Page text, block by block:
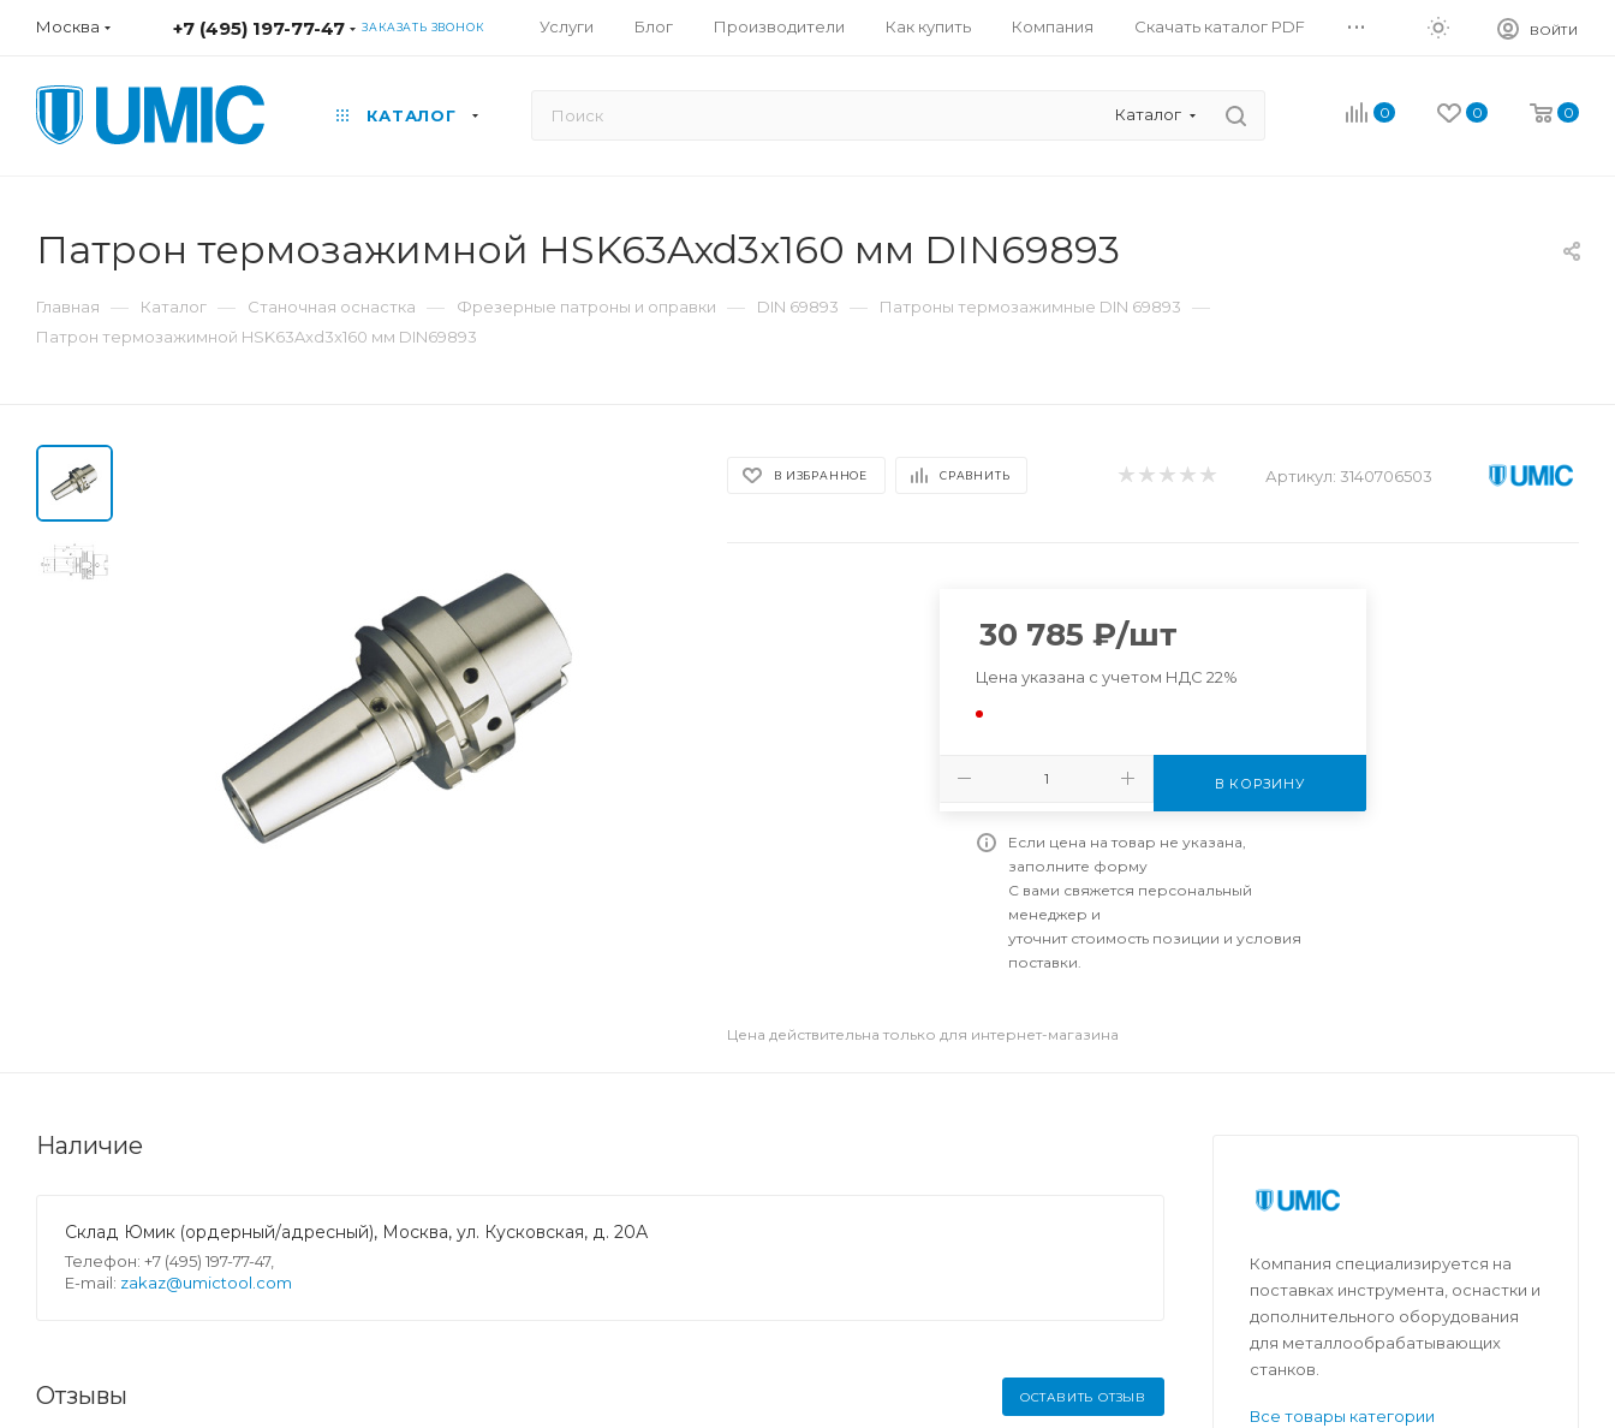
Москва +7 (495) 197-77-47 ЗАКАЗАТЬ ЗВОНОК Услуги Блог Производители Как купить Компания Скачать каталог PDF ... ВОЙТИ
КАТАЛОГ Каталог 0 0 0
Патрон термозажимной HSK63Axd3x160 мм DIN69893
Главная — Каталог — Станочная оснастка — Фрезерные патроны и оправки — DIN 69893 — Патроны термозажимные DIN 69893 —
Патрон термозажимной HSK63Axd3x160 мм DIN69893
В ИЗБРАННОЕ СРАВНИТЬ Артикул: 3140706503
30 785 ₽/шт
Цена указана с учетом НДС 22%
В КОРЗИНУ
Если цена на товар не указана,
заполните форму
С вами свяжется персональный
менеджер и
уточнит стоимость позиции и условия
поставки.
Цена действительна только для интернет-магазина
Наличие
Склад Юмик (ордерный/адресный), Москва, ул. Кусковская, д. 20А
Телефон: +7 (495) 197-77-47,
E-mail: zakaz@umictool.com
Отзывы ОСТАВИТЬ ОТЗЫВ
Компания специализируется на
поставках инструмента, оснастки и
дополнительного оборудования
для металлообрабатывающих
станков.
Все товары категории